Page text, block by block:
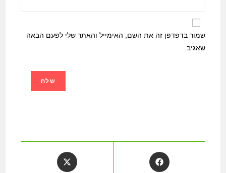
שמור בדפדפן זה את השם, האימייל והאתר שלי לפעם הבאה
שאגיב.